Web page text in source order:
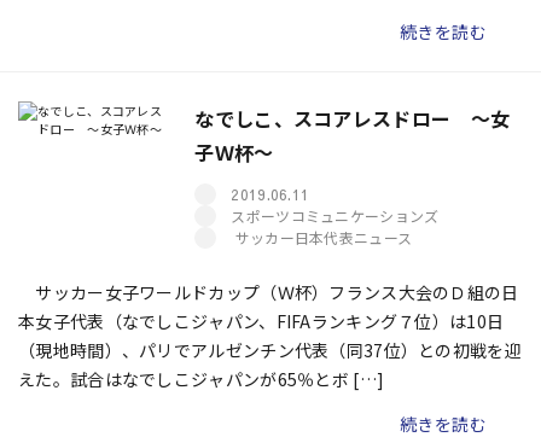
続きを読む
なでしこ、スコアレスドロー ～女
子Ｗ杯～
2019.06.11
スポーツコミュニケーションズ
サッカー日本代表ニュース
サッカー女子ワールドカップ（Ｗ杯）フランス大会のＤ組の日
本女子代表（なでしこジャパン、FIFAランキング７位）は10日
（現地時間）、パリでアルゼンチン代表（同37位）との初戦を迎
えた。試合はなでしこジャパンが65％とボ […]
続きを読む